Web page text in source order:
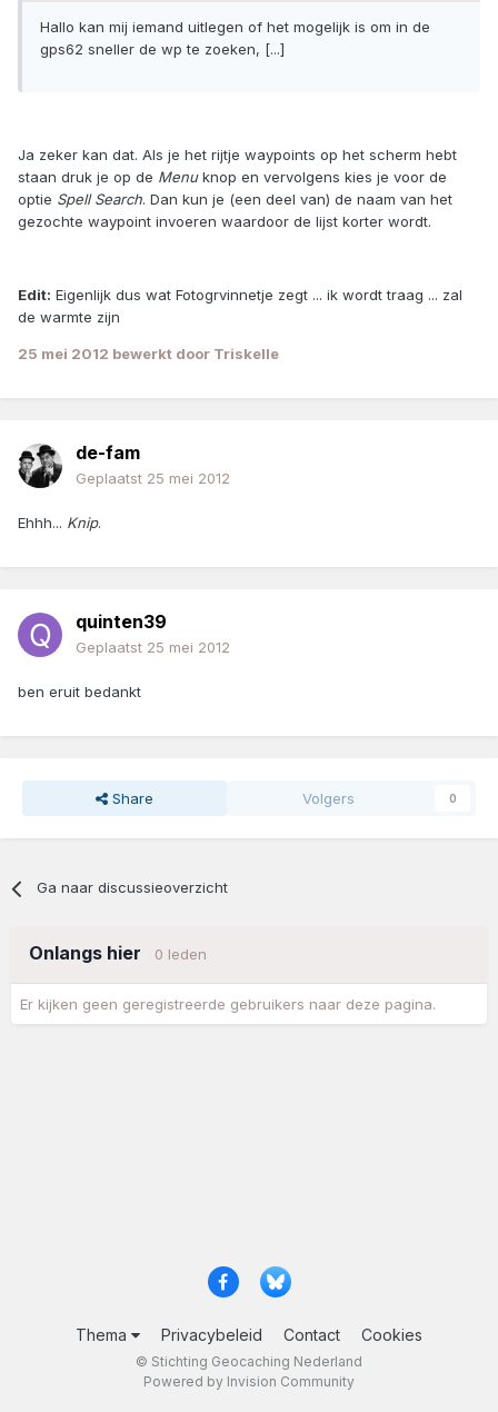
Hallo kan mij iemand uitlegen of het mogelijk is om in de
gps62 sneller de wp te zoeken, [...]
Ja zeker kan dat. Als je het rijtje waypoints op het scherm hebt
staan druk je op de Menuknop en vervolgens kies je voor de
optie Spell Search. Dan kun je (een deel van) de naam van het
gezochte waypoint invoeren waardoor de lijst korter wordt.
Edit: Eigenlijk dus wat Fotogrvinnetje zegt ... ik wordt traag ... zal
de warmte zijn
25 mei 2012 bewerkt door Triskelle
de-fam
Geplaatst 25 mei 2012
Ehhh... Knip.
quinten39
Geplaatst 25 mei 2012
ben eruit bedankt
Share Volgers 0
Ga naar discussieoverzicht
Onlangs hier 0 leden
Er kijken geen geregistreerde gebruikers naar deze pagina.
Thema Privacybeleid Contact Cookies
© Stichting Geocaching Nederland
Powered by Invision Community